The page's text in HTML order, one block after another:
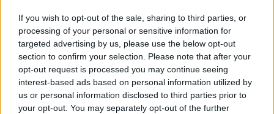
If you wish to opt-out of the sale, sharing to third parties, or
processing of your personal or sensitive information for
targeted advertising by us, please use the below opt-out
section to confirm your selection. Please note that after your
opt-out request is processed you may continue seeing
interest-based ads based on personal information utilized by
us or personal information disclosed to third parties prior to
your opt-out. You may separately opt-out of the further
Νέα εφαρμογή AI-συνοδός του Facebook για
δημιουργούς περιεχομένου
06.07.26
Το Facebook επανασχεδιάζει το Creator Studio ως αυτόνομη